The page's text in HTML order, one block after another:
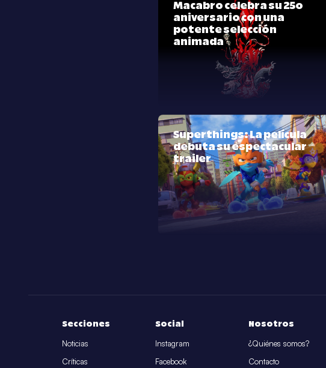
Macabro celebra su 25º
aniversario con una
potente selección
animada
Superthings: La película
debuta su espectacular
trailer
Secciones
Noticias
Críticas
Social
Instagram
Facebook
Nosotros
¿Quiénes somos?
Contacto